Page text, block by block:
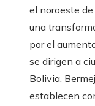
el noroeste
una
por el
se dirigen a
Bolivia.
establecen